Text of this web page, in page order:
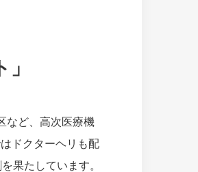
など、高次医療機
ドクターヘリも配
果たしています。